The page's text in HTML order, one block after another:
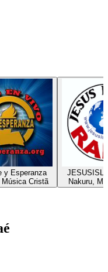
y Esperanza
Música Cristã
Nakuru,